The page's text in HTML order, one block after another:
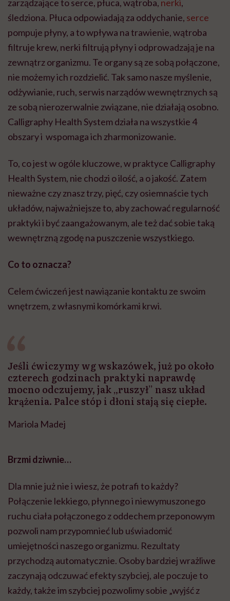
zarządzające to serce, płuca, wątroba, nerki,
śledziona. Płuca odpowiadają za oddychanie, serce
pompuje płyny, a to wpływa na trawienie, wątroba
filtruje krew, nerki filtrują płyny i odprowadzają je na
zewnątrz organizmu. Te organy są ze sobą połączone,
nie możemy ich rozdzielić. Tak samo nasze myślenie,
odżywianie, ruch, serwis narządów wewnętrznych są
ze sobą nierozerwalnie związane, nie działają osobno.
Calligraphy Health System działa na wszystkie 4
obszary i wspomaga ich zharmonizowanie.
To, co jest w ogóle kluczowe, w praktyce Calligraphy
Health System, nie chodzi o ilość, a o jakość. Zatem
nieważne czy znasz trzy, pięć, czy osiemnaście tych
układów, najważniejsze to, aby zachować regularność
praktyki i być zaangażowanym, ale też dać sobie taką
wewnętrzną zgodę na puszczenie wszystkiego.
Co to oznacza?
Celem ćwiczeń jest nawiązanie kontaktu ze swoim
wnętrzem, z własnymi komórkami krwi.
Jeśli ćwiczymy wg wskazówek, już po około
czterech godzinach praktyki naprawdę
mocno odczujemy, jak „ruszył” nasz układ
krążenia. Palce stóp i dłoni stają się ciepłe.
Mariola Madej
Brzmi dziwnie…
Dla mnie już nie i wiesz, że potrafi to każdy?
Połączenie lekkiego, płynnego i niewymuszonego
ruchu ciała połączonego z oddechem przeponowym
pozwoli nam przypomnieć lub uświadomić
umiejętności naszego organizmu. Rezultaty
przychodzą automatycznie. Osoby bardziej wrażliwe
zaczynają odczuwać efekty szybciej, ale poczuje to
każdy, także im szybciej pozwolimy sobie „wyjść z